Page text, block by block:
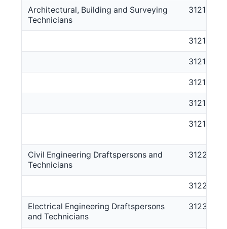
Architectural, Building and Surveying
Technicians
3121
312111
312113
312114
312116
312199
Civil Engineering Draftspersons and
Technicians
3122
312212
Electrical Engineering Draftspersons
and Technicians
3123